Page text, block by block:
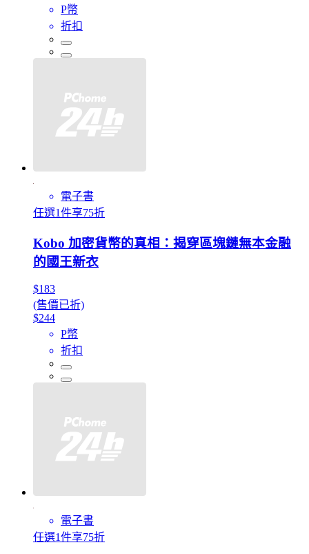
P幣
折扣
電子書
任選1件享75折
Kobo 加密貨幣的真相：揭穿區塊鏈無本金融
的國王新衣
$183
(售價已折)
$244
P幣
折扣
電子書
任選1件享75折